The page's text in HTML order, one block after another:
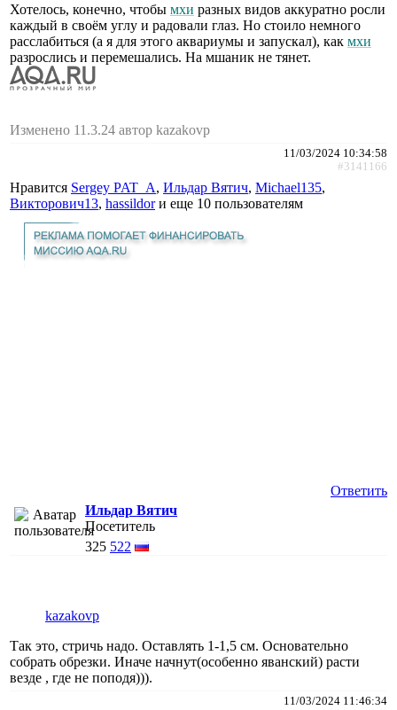
Хотелось, конечно, чтобы мхи разных видов аккуратно росли
каждый в своём углу и радовали глаз. Но стоило немного
расслабиться (а я для этого аквариумы и запускал), как мхи
разрослись и перемешались. На мшаник не тянет.
Изменено 11.3.24 автор kazakovp
11/03/2024 10:34:58
#3141166
Нравится Sergey PAT_A, Ильдар Вятич, Michael135,
Викторович13, hassildorи еще 10 пользователям
Ответить
Ильдар Вятич
Посетитель
325 522
kazakovp
Так это, стричь надо. Оставлять 1-1,5 см. Основательно
собрать обрезки. Иначе начнут(особенно яванский) расти
везде , где не поподя))).
11/03/2024 11:46:34